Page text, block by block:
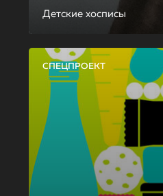
Детские хосписы
СПЕЦПРОЕКТ